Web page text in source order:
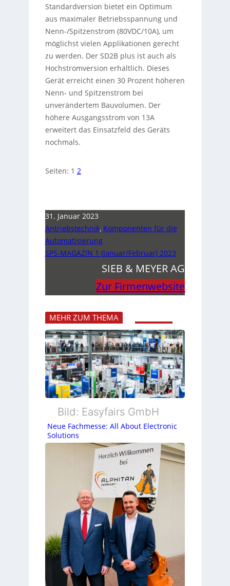
Standardversion bietet ein Optimum
aus maximaler Betriebsspannung und
Nenn-/Spitzenstrom (80VDC/10A), um
möglichst vielen Applikationen gerecht
zu werden. Der SD2B plus ist auch als
Hochstromversion erhältlich. Dieses
Gerät erreicht einen 30 Prozent höheren
Nenn- und Spitzenstrom bei
unverändertem Bauvolumen. Der
höhere Ausgangsstrom von 13A
erweitert das Einsatzfeld des Geräts
nochmals.
Seiten: 1 2
31. Januar 2023
Antriebstechnik, Komponenten für die
Automatisierung
SPS-MAGAZIN 1 (Januar/Februar) 2023
SIEB & MEYER AG
Zur Firmenwebsite
MEHR ZUM THEMA
Bild: Easyfairs GmbH
Neue Fachmesse: All About Electronic
Solutions